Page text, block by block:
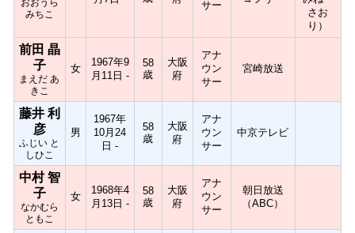
おおうら
みちこ
サー
さお
り）
前田 晶
子
まえだ あ
きこ
女
1967年9
月11日 -
58
歳
大阪
府
アナ
ウン
サー
宮崎放送
藤井 利
彦
ふじい と
しひこ
男
1967年
10月24
日 -
58
歳
大阪
府
アナ
ウン
サー
中京テレビ
中村 智
子
なかむら
ともこ
女
1968年4
月13日 -
58
歳
大阪
府
アナ
ウン
サー
朝日放送
（ABC）